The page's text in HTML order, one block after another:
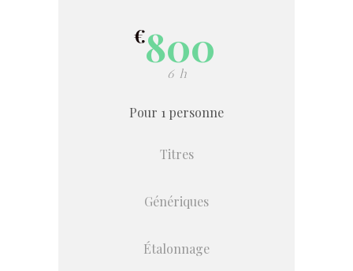
€800
6 h
Pour 1 personne
Titres
Génériques
Étalonnage